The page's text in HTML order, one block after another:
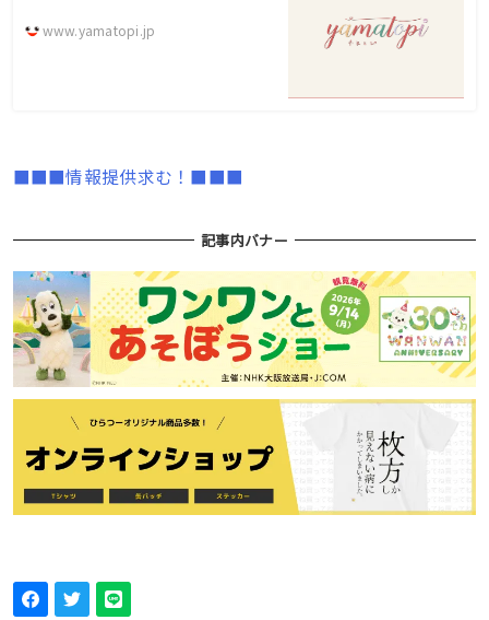
www.yamatopi.jp
■■■情報提供求む！■■■
記事内バナー